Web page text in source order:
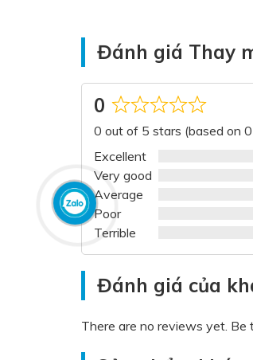
Đánh giá Thay
0
Rated
0
out
of
5
0 out of 5 stars (based on
Excellent
Very good
Average
Poor
Terrible
Đánh giá của
There are no reviews yet.